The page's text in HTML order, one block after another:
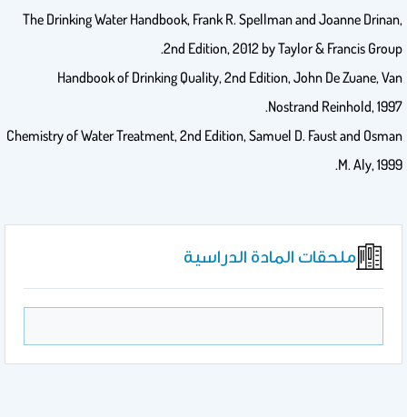
The Drinking Water Handbook, Frank R. Spellman and Joanne Drinan,
2nd Edition, 2012 by Taylor & Francis Group.
Handbook of Drinking Quality, 2nd Edition, John De Zuane, Van
Nostrand Reinhold, 1997.
Chemistry of Water Treatment, 2nd Edition, Samuel D. Faust and Osman
M. Aly, 1999.
ملحقات المادة الدراسية